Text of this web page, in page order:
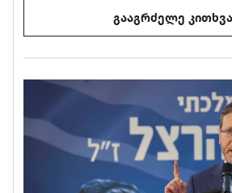
გააგრძელე კითხვა